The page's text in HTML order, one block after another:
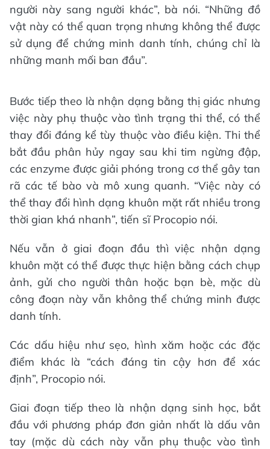
người này sang người khác”, bà nói. “Những đồ
vật này có thể quan trọng nhưng không thể được
sử dụng để chứng minh danh tính, chúng chỉ là
những manh mối ban đầu”.
Bước tiếp theo là nhận dạng bằng thị giác nhưng
việc này phụ thuộc vào tình trạng thi thể, có thể
thay đổi đáng kể tùy thuộc vào điều kiện. Thi thể
bắt đầu phân hủy ngay sau khi tim ngừng đập,
các enzyme được giải phóng trong cơ thể gây tan
rã các tế bào và mô xung quanh. “Việc này có
thể thay đổi hình dạng khuôn mặt rất nhiều trong
thời gian khá nhanh”, tiến sĩ Procopio nói.
Nếu vẫn ở giai đoạn đầu thì việc nhận dạng
khuôn mặt có thể được thực hiện bằng cách chụp
ảnh, gửi cho người thân hoặc bạn bè, mặc dù
công đoạn này vẫn không thể chứng minh được
danh tính.
Các dấu hiệu như sẹo, hình xăm hoặc các đặc
điểm khác là “cách đáng tin cậy hơn để xác
định”, Procopio nói.
Giai đoạn tiếp theo là nhận dạng sinh học, bắt
đầu với phương pháp đơn giản nhất là dấu vân
tay (mặc dù cách này vẫn phụ thuộc vào tình